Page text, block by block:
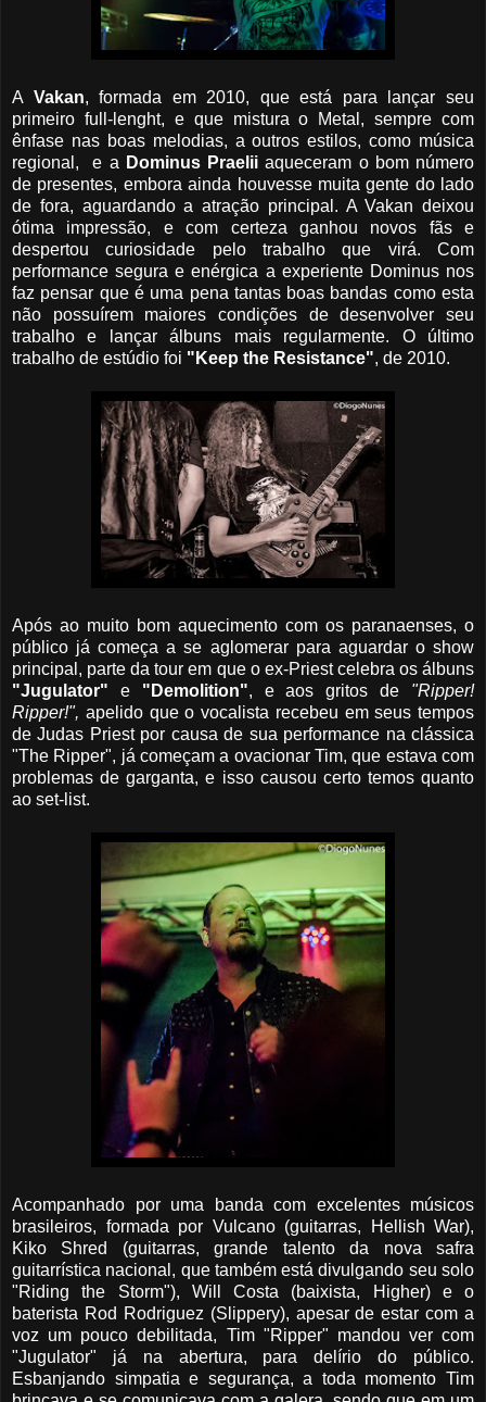
A Vakan, formada em 2010, que está para lançar seu
primeiro full-lenght, e que mistura o Metal, sempre com
ênfase nas boas melodias, a outros estilos, como música
regional, e a Dominus Praeliiaqueceram o bom número
de presentes, embora ainda houvesse muita gente do lado
de fora, aguardando a atração principal. A Vakan deixou
ótima impressão, e com certeza ganhou novos fãs e
despertou curiosidade pelo trabalho que virá. Com
performance segura e enérgica a experiente Dominus nos
faz pensar que é uma pena tantas boas bandas como esta
não possuírem maiores condições de desenvolver seu
trabalho e lançar álbuns mais regularmente. O último
trabalho de estúdio foi "Keep the Resistance", de 2010.
Após ao muito bom aquecimento com os paranaenses, o
público já começa a se aglomerar para aguardar o show
principal, parte da tour em que o ex-Priest celebra os álbuns
"Jugulator" e "Demolition", e aos gritos de "Ripper!
Ripper!", apelido que o vocalista recebeu em seus tempos
de Judas Priest por causa de sua performance na clássica
"The Ripper", já começam a ovacionar Tim, que estava com
problemas de garganta, e isso causou certo temos quanto
ao set-list.
Acompanhado por uma banda com excelentes músicos
brasileiros, formada por Vulcano (guitarras, Hellish War),
Kiko Shred (guitarras, grande talento da nova safra
guitarrística nacional, que também está divulgando seu solo
"Riding the Storm"), Will Costa (baixista, Higher) e o
baterista Rod Rodriguez (Slippery), apesar de estar com a
voz um pouco debilitada, Tim "Ripper" mandou ver com
"Jugulator" já na abertura, para delírio do público.
Esbanjando simpatia e segurança, a toda momento Tim